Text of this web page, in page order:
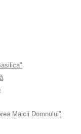
Maicii Domnului"